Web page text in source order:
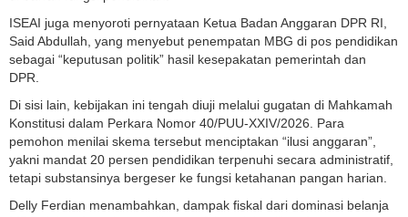
ISEAI juga menyoroti pernyataan Ketua Badan Anggaran DPR RI,
Said Abdullah, yang menyebut penempatan MBG di pos pendidikan
sebagai “keputusan politik” hasil kesepakatan pemerintah dan
DPR.
Di sisi lain, kebijakan ini tengah diuji melalui gugatan di Mahkamah
Konstitusi dalam Perkara Nomor 40/PUU-XXIV/2026. Para
pemohon menilai skema tersebut menciptakan “ilusi anggaran”,
yakni mandat 20 persen pendidikan terpenuhi secara administratif,
tetapi substansinya bergeser ke fungsi ketahanan pangan harian.
Delly Ferdian menambahkan, dampak fiskal dari dominasi belanja